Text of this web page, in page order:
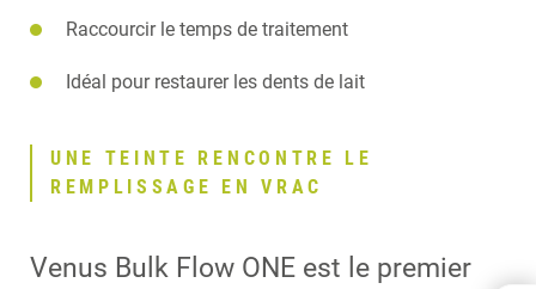
Raccourcir le temps de traitement
Idéal pour restaurer les dents de lait
UNE TEINTE RENCONTRE LE
REMPLISSAGE EN VRAC
Venus Bulk Flow ONE est le premier